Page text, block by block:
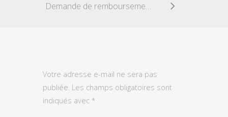
Demande de remboursement Billets de train
Votre adresse e-mail ne sera pas
publiée. Les champs obligatoires sont
indiqués avec *